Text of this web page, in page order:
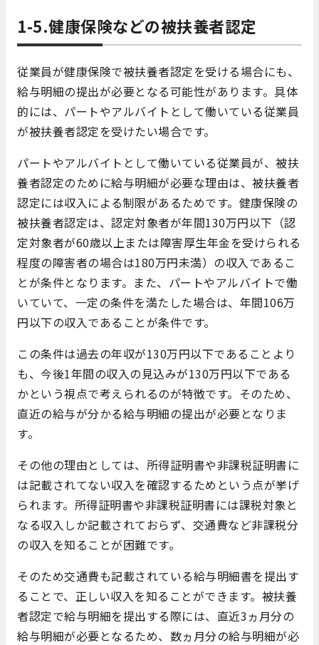
1-5.健康保険などの被扶養者認定
従業員が健康保険で被扶養者認定を受ける場合にも、
給与明細の提出が必要となる可能性があります。具体
的には、パートやアルバイトとして働いている従業員
が被扶養者認定を受けたい場合です。
パートやアルバイトとして働いている従業員が、被扶
養者認定のために給与明細が必要な理由は、被扶養者
認定には収入による制限があるためです。健康保険の
被扶養者認定は、認定対象者が年間130万円以下（認
定対象者が60歳以上または障害厚生年金を受けられる
程度の障害者の場合は180万円未満）の収入であるこ
とが条件となります。また、パートやアルバイトで働
いていて、一定の条件を満たした場合は、年間106万
円以下の収入であることが条件です。
この条件は過去の年収が130万円以下であることより
も、今後1年間の収入の見込みが130万円以下である
かという視点で考えられるのが特徴です。そのため、
直近の給与が分かる給与明細の提出が必要となりま
す。
その他の理由としては、所得証明書や非課税証明書に
は記載されてない収入を確認するためという点が挙げ
られます。所得証明書や非課税証明書には課税対象と
なる収入しか記載されておらず、交通費など非課税分
の収入を知ることが困難です。
そのため交通費も記載されている給与明細書を提出す
ることで、正しい収入を知ることができます。被扶養
者認定で給与明細を提出する際には、直近3ヵ月分の
給与明細が必要となるため、数ヵ月分の給与明細が必